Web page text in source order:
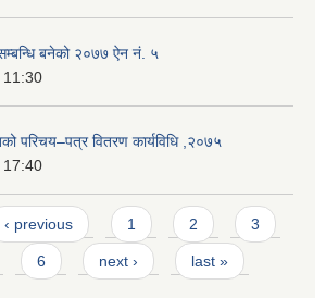
बनेको २०७७ ऐन नं. ५
परिचय–पत्र वितरण कार्यविधि ,२०७५
‹ previous 1 2 3
6 next › last »